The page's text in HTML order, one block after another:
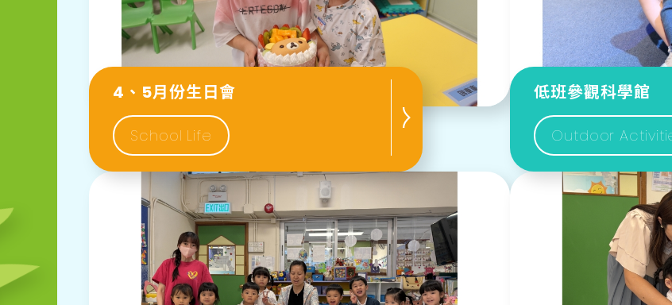
4、5月份生日會
School Life
低班參觀科學館
Outdoor